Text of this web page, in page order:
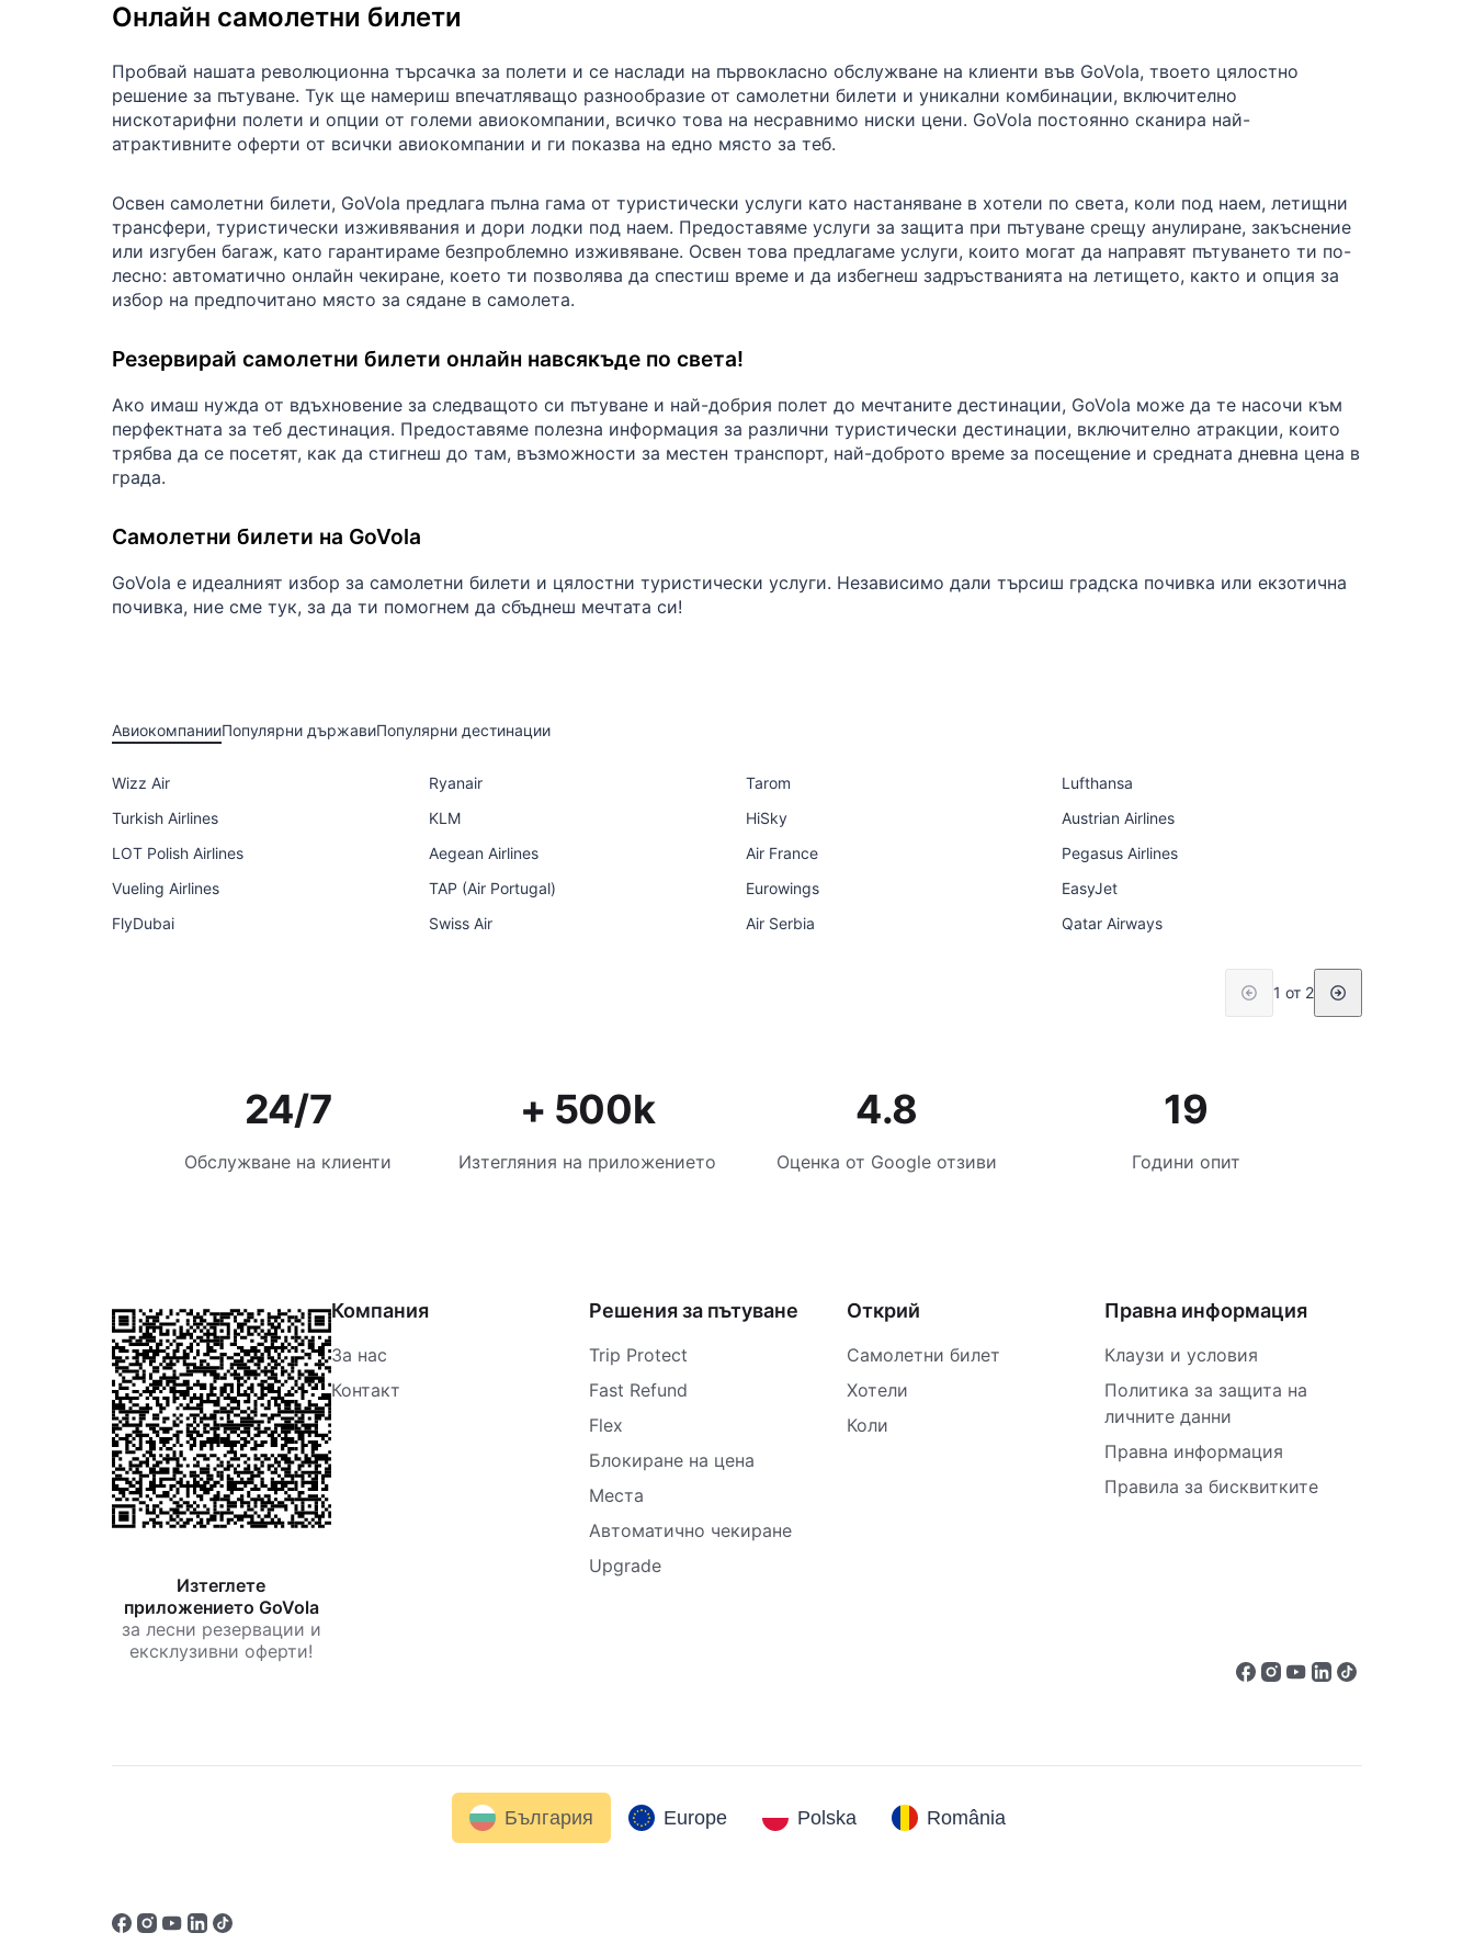
Онлайн самолетни билети
Пробвай нашата революционна търсачка за полети и се наслади на първокласно обслужване на клиенти във GoVola, твоето цялостно
решение за пътуване. Тук ще намериш впечатляващо разнообразие от самолетни билети и уникални комбинации, включително
нискотарифни полети и опции от големи авиокомпании, всичко това на несравнимо ниски цени. GoVola постоянно сканира най-
атрактивните оферти от всички авиокомпании и ги показва на едно място за теб.
Освен самолетни билети, GoVola предлага пълна гама от туристически услуги като настаняване в хотели по света, коли под наем, летищни
трансфери, туристически изживявания и дори лодки под наем. Предоставяме услуги за защита при пътуване срещу анулиране, закъснение
или изгубен багаж, като гарантираме безпроблемно изживяване. Освен това предлагаме услуги, които могат да направят пътуването ти по-
лесно: автоматично онлайн чекиране, което ти позволява да спестиш време и да избегнеш задръстванията на летището, както и опция за
избор на предпочитано място за сядане в самолета.
Резервирай самолетни билети онлайн навсякъде по света!
Ако имаш нужда от вдъхновение за следващото си пътуване и най-добрия полет до мечтаните дестинации, GoVola може да те насочи към
перфектната за теб дестинация. Предоставяме полезна информация за различни туристически дестинации, включително атракции, които
трябва да се посетят, как да стигнеш до там, възможности за местен транспорт, най-доброто време за посещение и средната дневна цена в
града.
Самолетни билети на GoVola
GoVola е идеалният избор за самолетни билети и цялостни туристически услуги. Независимо дали търсиш градска почивка или екзотична
почивка, ние сме тук, за да ти помогнем да сбъднеш мечтата си!
АвиокомпанииПопулярни държавиПопулярни дестинации
Wizz Air Ryanair Tarom
Lufthansa
Turkish Airlines
KLM HiSky
Austrian Airlines
LOT Polish Airlines
Aegean Airlines Air France
Pegasus Airlines
Vueling Airlines
TAP (Air Portugal) Eurowings
EasyJet
FlyDubai
Swiss Air Air Serbia Qatar Airways
1 от 2
24/7
Обслужване на клиенти
+ 500k
Изтегляния на приложението
4.8
Оценка от Google отзиви
19
Години опит
Изтеглете
приложението GoVola
за лесни резервации и
ексклузивни оферти!
Компания
За нас
Контакт
Решения за пътуване
Trip Protect
Fast Refund
Flex
Блокиране на цена
Места
Автоматично чекиране
Upgrade
Открий
Самолетни билет
Хотели
Коли
Правна информация
Клаузи и условия
Политика за защита на
личните данни
Правна информация
Правила за бисквитките
Europe
България Polska România